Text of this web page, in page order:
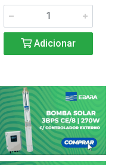
Adicionar